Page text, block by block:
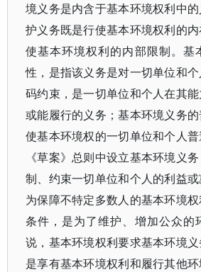
境义务是内含于基本环境权利中
护义务既是行使基本环境权利的
使基本环境权利的内部限制。基
性，是指该义务是对一切单位和
码约束，是一切单位和个人在其
或能履行的义务；基本环境义务
使基本环境权的一切单位和个人
《草案》总则中设立基本环境义
制、约束一切单位和个人的利益
为保障不特定多数人的基本环境
条件，是为了维护、增加公众的
说，基本环境权利要求基本环境
是享有基本环境权利和履行其他